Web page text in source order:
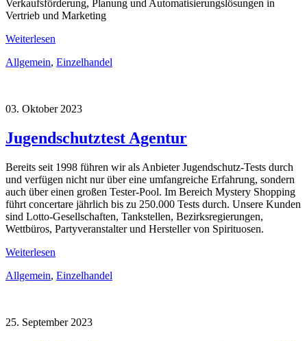
Verkaufsförderung, Planung und Automatisierungslösungen in
Vertrieb und Marketing
Weiterlesen
Allgemein, Einzelhandel
03. Oktober 2023
Jugendschutztest Agentur
Bereits seit 1998 führen wir als Anbieter Jugendschutz-Tests durch
und verfügen nicht nur über eine umfangreiche Erfahrung, sondern
auch über einen großen Tester-Pool. Im Bereich Mystery Shopping
führt concertare jährlich bis zu 250.000 Tests durch. Unsere Kunden
sind Lotto-Gesellschaften, Tankstellen, Bezirksregierungen,
Wettbüros, Partyveranstalter und Hersteller von Spirituosen.
Weiterlesen
Allgemein, Einzelhandel
25. September 2023